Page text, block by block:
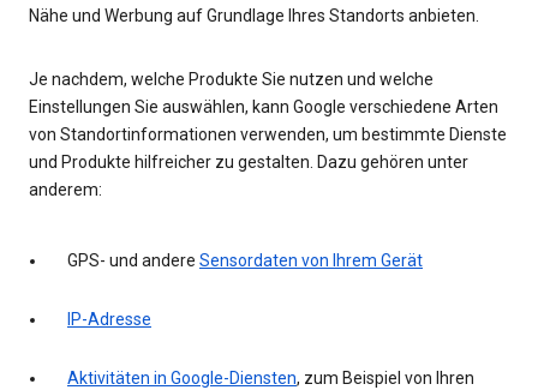
Nähe und Werbung auf Grundlage Ihres Standorts anbieten.
Je nachdem, welche Produkte Sie nutzen und welche
Einstellungen Sie auswählen, kann Google verschiedene Arten
von Standortinformationen verwenden, um bestimmte Dienste
und Produkte hilfreicher zu gestalten. Dazu gehören unter
anderem:
GPS- und andere Sensordaten von Ihrem Gerät
IP-Adresse
Aktivitäten in Google-Diensten, zum Beispiel von Ihren